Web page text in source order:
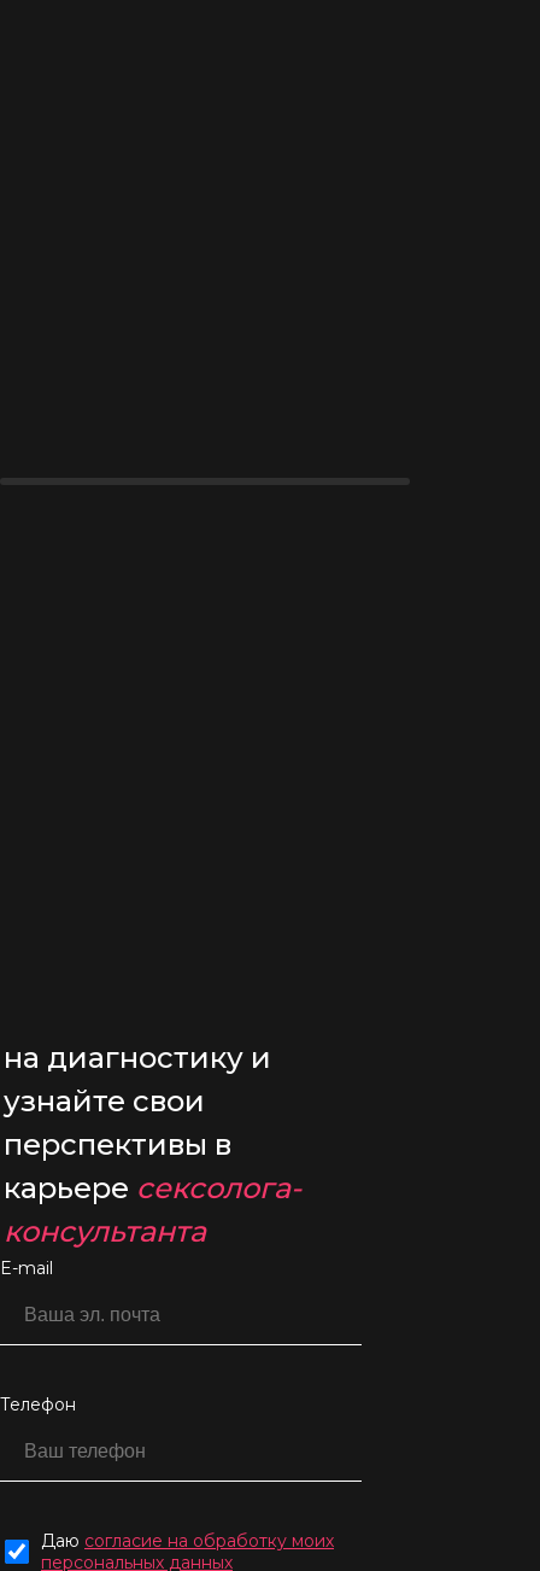
Куратор академии на
направлении Сексология.
на диагностику и
узнайте свои
перспективы в
карьере сексолога-
консультанта
E-mail
Телефон
Даю согласие на обработку моих
персональных данных